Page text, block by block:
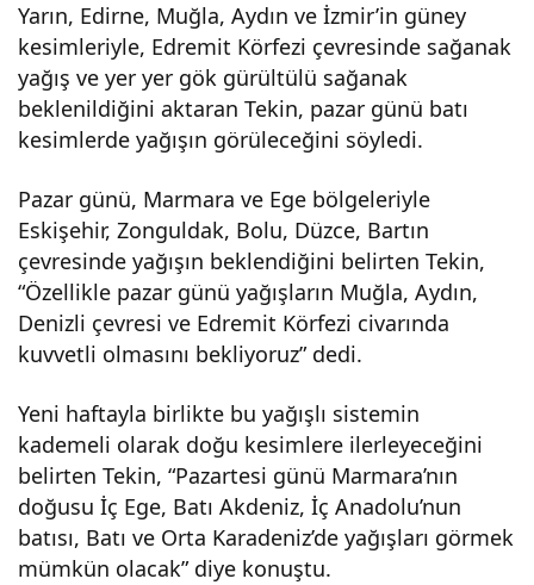
Yarın, Edirne, Muğla, Aydın ve İzmir’in güney
kesimleriyle, Edremit Körfezi çevresinde sağanak
yağış ve yer yer gök gürültülü sağanak
beklenildiğini aktaran Tekin, pazar günü batı
kesimlerde yağışın görüleceğini söyledi.
Pazar günü, Marmara ve Ege bölgeleriyle
Eskişehir, Zonguldak, Bolu, Düzce, Bartın
çevresinde yağışın beklendiğini belirten Tekin,
“Özellikle pazar günü yağışların Muğla, Aydın,
Denizli çevresi ve Edremit Körfezi civarında
kuvvetli olmasını bekliyoruz” dedi.
Yeni haftayla birlikte bu yağışlı sistemin
kademeli olarak doğu kesimlere ilerleyeceğini
belirten Tekin, “Pazartesi günü Marmara’nın
doğusu İç Ege, Batı Akdeniz, İç Anadolu’nun
batısı, Batı ve Orta Karadeniz’de yağışları görmek
mümkün olacak” diye konuştu.
a
haki
olac
ak